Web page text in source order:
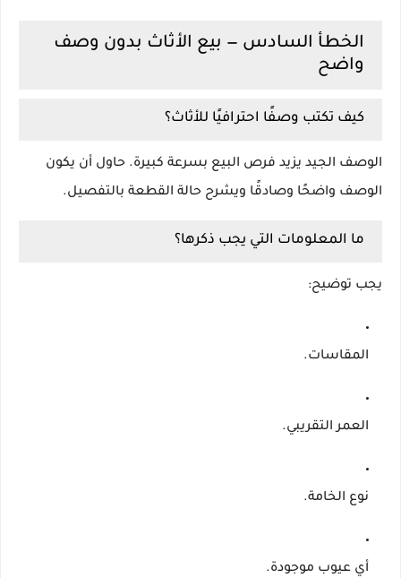
الخطأ السادس — بيع الأثاث بدون وصف
واضح
كيف تكتب وصفًا احترافيًا للأثاث؟
الوصف الجيد يزيد فرص البيع بسرعة كبيرة. حاول أن يكون
الوصف واضحًا وصادقًا ويشرح حالة القطعة بالتفصيل.
ما المعلومات التي يجب ذكرها؟
يجب توضيح:
المقاسات.
العمر التقريبي.
نوع الخامة.
أي عيوب موجودة.